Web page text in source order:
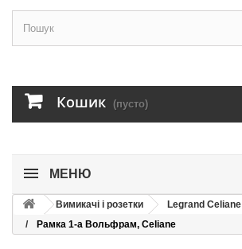
Кошик (пусто)
МЕНЮ
Вимикачі і розетки
Legrand Celiane
Рамка 1-а Вольфрам, Celiane